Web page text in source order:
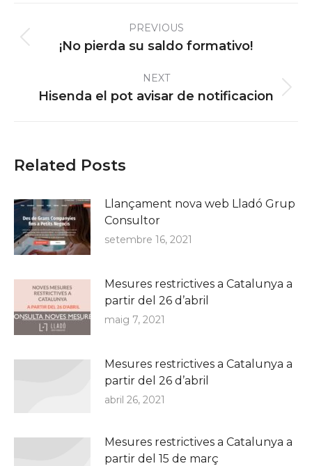
navigationPREVIOUS
Previous
¡No pierda su saldo formativo!
NEXT
Next
Hisenda el pot avisar de notificacion
Related Posts
Llançament nova web Lladó Grup
Consultor
setembre 16, 2021
Mesures restrictives a Catalunya a
partir del 26 d’abril
maig 7, 2021
Mesures restrictives a Catalunya a
partir del 26 d’abril
abril 26, 2021
Mesures restrictives a Catalunya a
partir del 15 de març